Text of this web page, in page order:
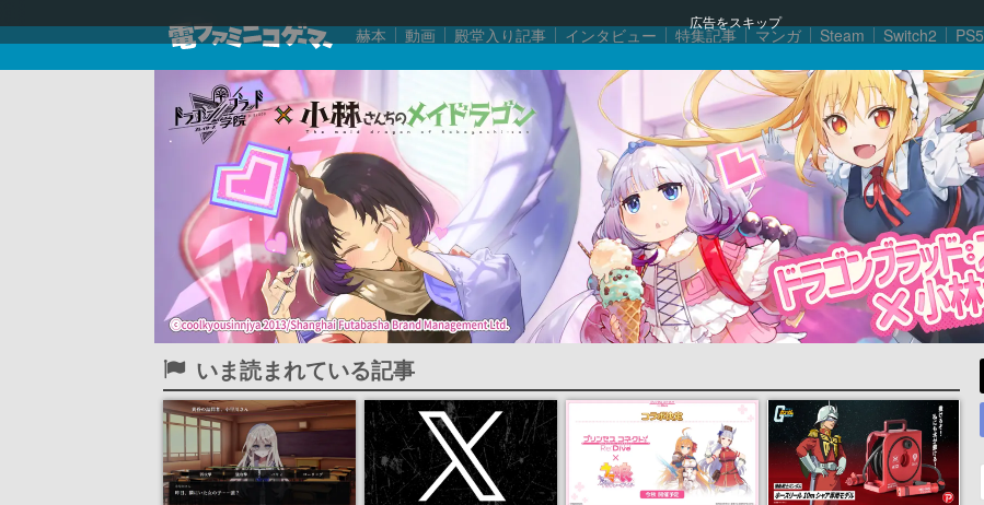
広告をスキップ
赫本 動画 殿堂入り記事 インタビュー 特集記事 マンガ Steam Switch2 PS5
いま読まれている記事